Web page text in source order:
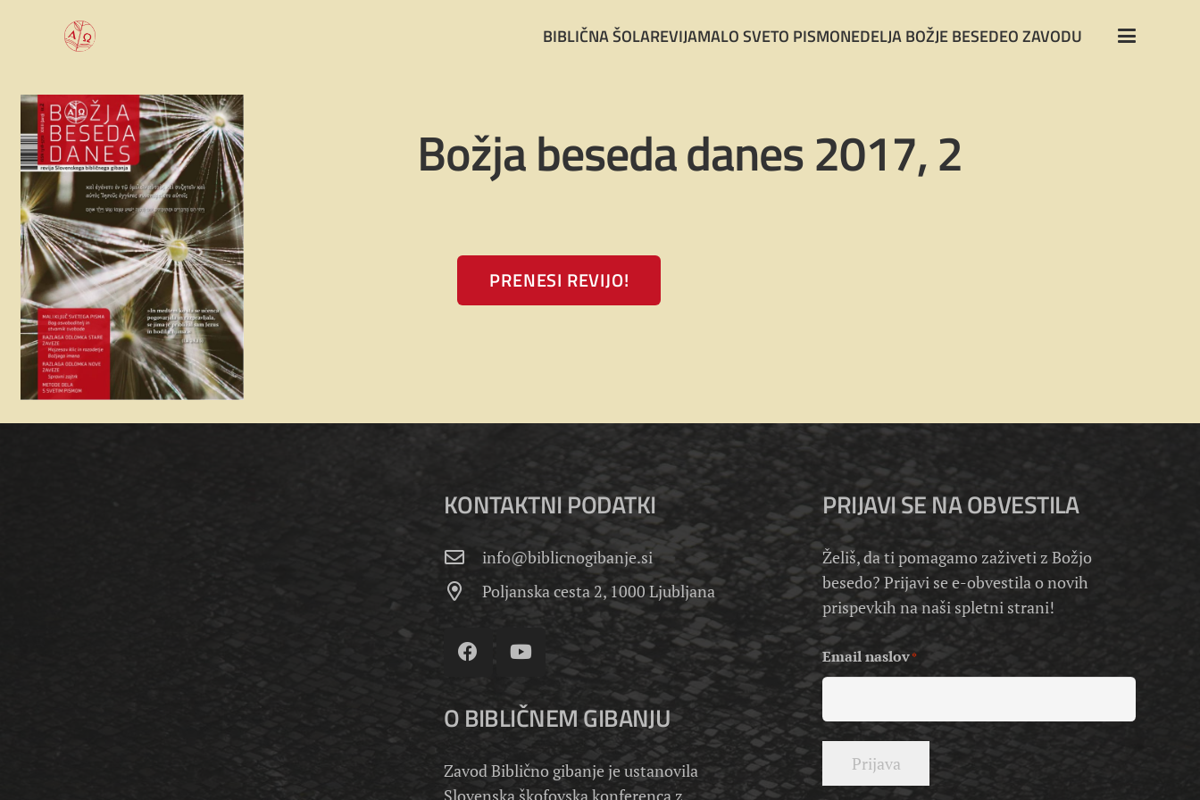
BIBLIČNA ŠOLAREVIJAMALO SVETO PISMONEDELJA BOŽJE BESEDEO ZAVODU
Božja beseda danes 2017, 2
PRENESI REVIJO!
KONTAKTNI PODATKI
info@biblicnogibanje.si
Poljanska cesta 2, 1000 Ljubljana
O BIBLIČNEM GIBANJU
Zavod Biblično gibanje je ustanovila
Slovenska škofovska konferenca z
PRIJAVI SE NA OBVESTILA
Želiš, da ti pomagamo zaživeti z Božjo
besedo? Prijavi se e-obvestila o novih
prispevkih na naši spletni strani!
Email naslov*
Prijava